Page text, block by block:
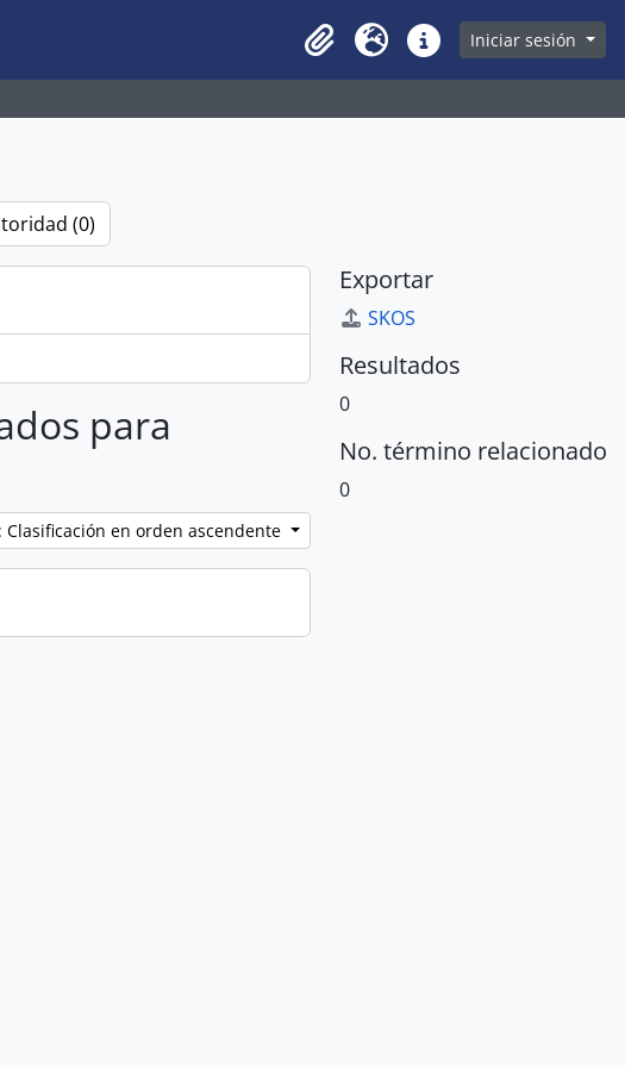
Clipboard
Idioma Enlaces rápidos
Iniciar sesión
(0)
para
Clasificación en orden ascendente
Exportar
SKOS
Resultados
0
No. término relacionado
0